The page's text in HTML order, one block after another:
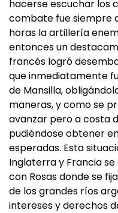
hacerse escuchar los
combate fue siempre
horas la artillería
entonces un
francés logró
que inmediatamente
de Mansilla,
maneras, y como se
avanzar pero a costa
pudiéndose obtener
esperadas. Esta
Inglaterra y Francia
con Rosas donde se
de los grandes ríos
intereses y derechos